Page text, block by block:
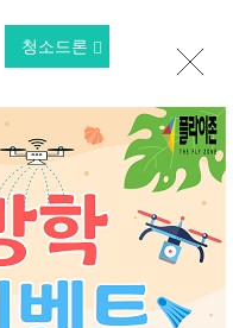
청소드론